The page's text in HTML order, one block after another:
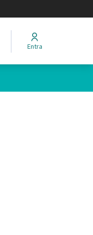
Entra